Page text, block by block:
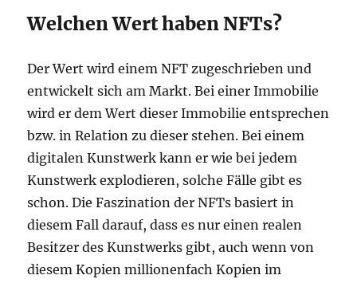
Welchen Wert haben NFTs?
Der Wert wird einem NFT zugeschrieben und
entwickelt sich am Markt. Bei einer Immobilie
wird er dem Wert dieser Immobilie entsprechen
bzw. in Relation zu dieser stehen. Bei einem
digitalen Kunstwerk kann er wie bei jedem
Kunstwerk explodieren, solche Fälle gibt es
schon. Die Faszination der NFTs basiert in
diesem Fall darauf, dass es nur einen realen
Besitzer des Kunstwerks gibt, auch wenn von
diesem Kopien millionenfach Kopien im